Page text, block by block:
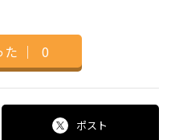
た ｜ 0
ポスト